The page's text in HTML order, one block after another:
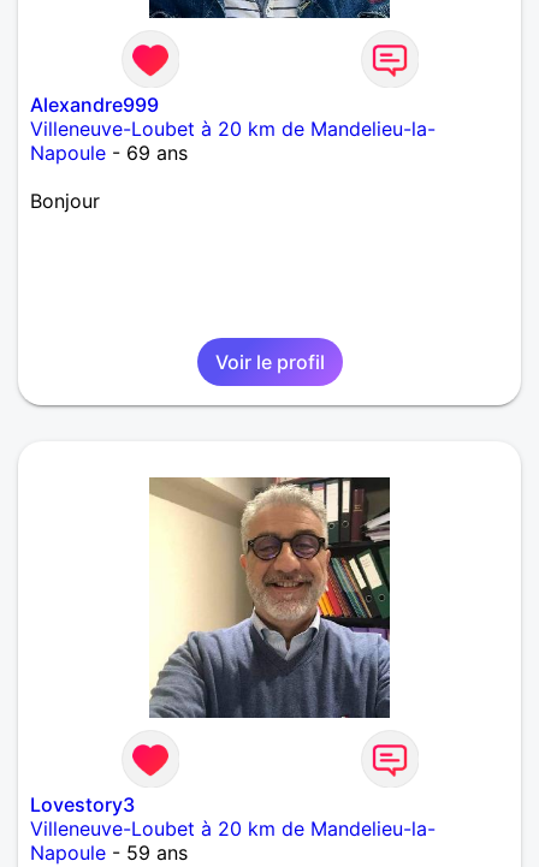
Alexandre999
Villeneuve-Loubet à 20 km de Mandelieu-la-
Napoule - 69 ans
Bonjour
Voir le profil
Lovestory3
Villeneuve-Loubet à 20 km de Mandelieu-la-
Napoule - 59 ans